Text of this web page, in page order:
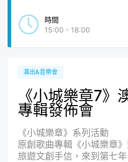
時間
15:00 - 18:00
演出&音樂會
《小城樂章7》
專輯發佈會
《小城樂章》系列活動
原創歌曲專輯《小城樂章
旅遊文創手信，來到第七